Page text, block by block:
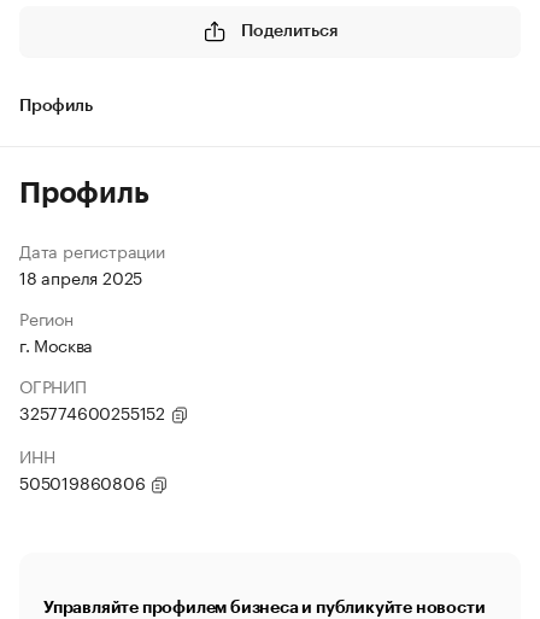
Поделиться
Профиль
Профиль
Дата регистрации
18 апреля 2025
Регион
г. Москва
ОГРНИП
325774600255152
ИНН
505019860806
Управляйте профилем бизнеса и публикуйте новости